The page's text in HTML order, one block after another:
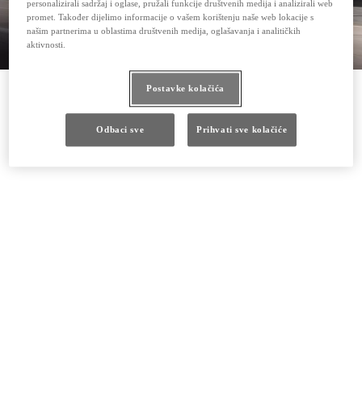
personalizirali sadržaj i oglase, pružali funkcije društvenih medija i analizirali web
promet. Također dijelimo informacije o vašem korištenju naše web lokacije s
našim partnerima u oblastima društvenih medija, oglašavanja i analitičkih
aktivnosti.
Postavke kolačića
Odbaci sve Prihvati sve kolačiće